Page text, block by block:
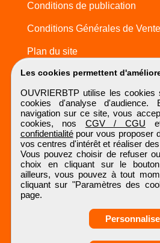
Les cookies permettent
OUVRIERBTP utilise les
cookies d'analyse d'audience.
navigation sur ce site, vous
cookies, nos CGV / CGU
confidentialitépour vous proposer
vos centres d'intérêt et réaliser
Vous pouvez choisir de refuser
choix en cliquant sur le
ailleurs, vous pouvez à tout
cliquant sur "Paramètres des
page.
Conditions de publication
Conditions Générales de Vente
Plan du site